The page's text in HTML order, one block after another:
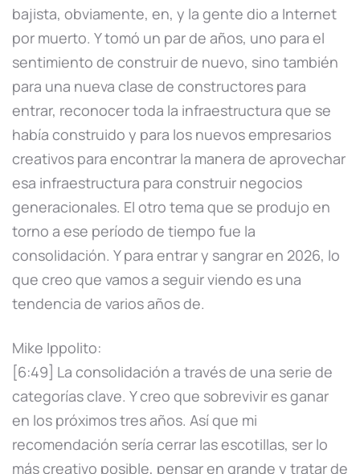
bajista, obviamente, en, y la gente dio a Internet
por muerto. Y tomó un par de años, uno para el
sentimiento de construir de nuevo, sino también
para una nueva clase de constructores para
entrar, reconocer toda la infraestructura que se
había construido y para los nuevos empresarios
creativos para encontrar la manera de aprovechar
esa infraestructura para construir negocios
generacionales. El otro tema que se produjo en
torno a ese período de tiempo fue la
consolidación. Y para entrar y sangrar en 2026, lo
que creo que vamos a seguir viendo es una
tendencia de varios años de.
Mike Ippolito:
[6:49] La consolidación a través de una serie de
categorías clave. Y creo que sobrevivir es ganar
en los próximos tres años. Así que mi
recomendación sería cerrar las escotillas, ser lo
más creativo posible, pensar en grande y tratar de